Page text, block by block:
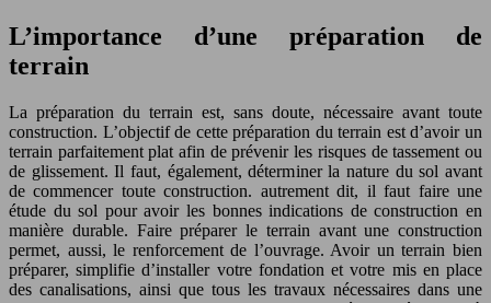
L’importance d’une préparation de
terrain
La préparation du terrain est, sans doute, nécessaire avant toute
construction. L’objectif de cette préparation du terrain est d’avoir un
terrain parfaitement plat afin de prévenir les risques de tassement ou
de glissement. Il faut, également, déterminer la nature du sol avant
de commencer toute construction. autrement dit, il faut faire une
étude du sol pour avoir les bonnes indications de construction en
manière durable. Faire préparer le terrain avant une construction
permet, aussi, le renforcement de l’ouvrage. Avoir un terrain bien
préparer, simplifie d’installer votre fondation et votre mis en place
des canalisations, ainsi que tous les travaux nécessaires dans une